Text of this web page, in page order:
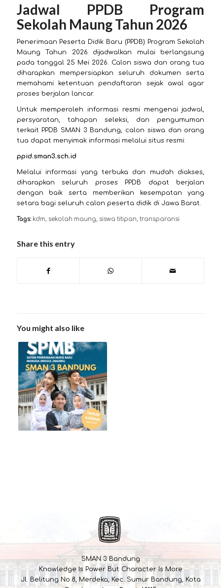
Jadwal PPDB Program
Sekolah Maung Tahun 2026
Penerimaan Peserta Didik Baru (PPDB) Program Sekolah
Maung Tahun 2026 dijadwalkan mulai berlangsung
pada tanggal 25 Mei 2026. Calon siswa dan orang tua
diharapkan mempersiapkan seluruh dokumen serta
memahami ketentuan pendaftaran sejak awal agar
proses berjalan lancar.
Untuk memperoleh informasi resmi mengenai jadwal,
persyaratan, tahapan seleksi, dan pengumuman
terkait PPDB SMAN 3 Bandung, calon siswa dan orang
tua dapat menyimak informasi melalui situs resmi:
ppid.sman3.sch.id
Melalui informasi yang terbuka dan mudah diakses,
diharapkan seluruh proses PPDB dapat berjalan
dengan baik serta memberikan kesempatan yang
setara bagi seluruh calon peserta didik di Jawa Barat.
Tags: kdm, sekolah maung, siswa titipan, transparansi
Share this entry
You might also like
SMAN 3 Bandung
Knowledge Is Power But Character Is More
Jl. Belitung No.8, Merdeka, Kec. Sumur Bandung, Kota